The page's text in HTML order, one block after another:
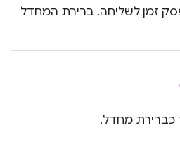
זמן לשליחה. ברירת המחדל
כברירת מחדל.